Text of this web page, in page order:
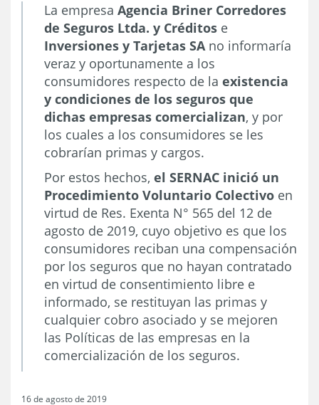
La empresa Agencia Briner Corredores
de Seguros Ltda. y Créditos e
Inversiones y Tarjetas SA no informaría
veraz y oportunamente a los
consumidores respecto de la existencia
y condiciones de los seguros que
dichas empresas comercializan, y por
los cuales a los consumidores se les
cobrarían primas y cargos.
Por estos hechos, el SERNAC inició un
Procedimiento Voluntario Colectivo en
virtud de Res. Exenta N° 565 del 12 de
agosto de 2019, cuyo objetivo es que los
consumidores reciban una compensación
por los seguros que no hayan contratado
en virtud de consentimiento libre e
informado, se restituyan las primas y
cualquier cobro asociado y se mejoren
las Políticas de las empresas en la
comercialización de los seguros.
16 de agosto de 2019